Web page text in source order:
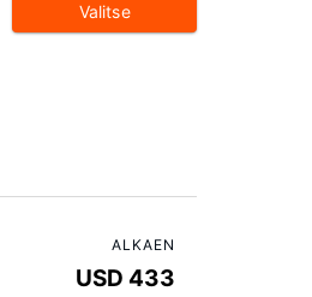
Valitse
ALKAEN
USD 433